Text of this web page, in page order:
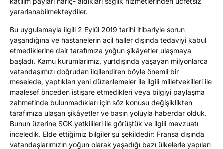
yararlanabilmekteydiler.
Bu uygulamayla ilgili 2 Eylül 2019 tarihi itibariyle sorun
yaşandığına ve hastanelerin acil haller dışında tedaviyi kabul
etmediklerine dair tarafımıza yoğun şikâyetler ulaşmaya
başladı. Kamu kurumlarımız, yurtdışında yaşayan milyonlarca
vatandaşımızı doğrudan ilgilendiren böyle önemli bir
meselede, yaptıkları yeni düzenlemeler ile ilgili milletvekilleri ile
maalesef önceden istişare etmedikleri veya bilgiyi paylaşma
zahmetinde bulunmadıkları için söz konusu değişiklikten
tarafımıza ulaşan şikâyetler ve basın yoluyla haberdar olduk.
Bunun üzerine SGK yetkilileri ile görüştük ve ilgili mevzuatı
inceledik. Elde ettiğimiz bilgiler şu şekildedir: Fransa dışında
vatandaşlarımızın yoğun olarak yaşadığı bazı ülkelerle yapılan